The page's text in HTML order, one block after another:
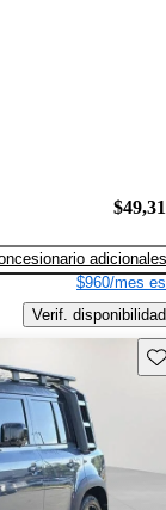
adicionales
$960/mes
Verif. disponibilidad